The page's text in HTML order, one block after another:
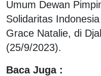
Umum Dewan
Solidaritas
Grace Natalie, di
(25/9/2023).
Baca Juga :